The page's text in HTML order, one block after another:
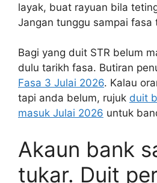
layak, buat rayuan bila
Jangan tunggu sampai fasa
Bagi yang duit STR belum
dulu tarikh fasa. Butiran
Fasa 3 Julai 2026. Kalau
tapi anda belum, rujuk duit
masuk Julai 2026 untuk
Akaun bank
tukar. Duit